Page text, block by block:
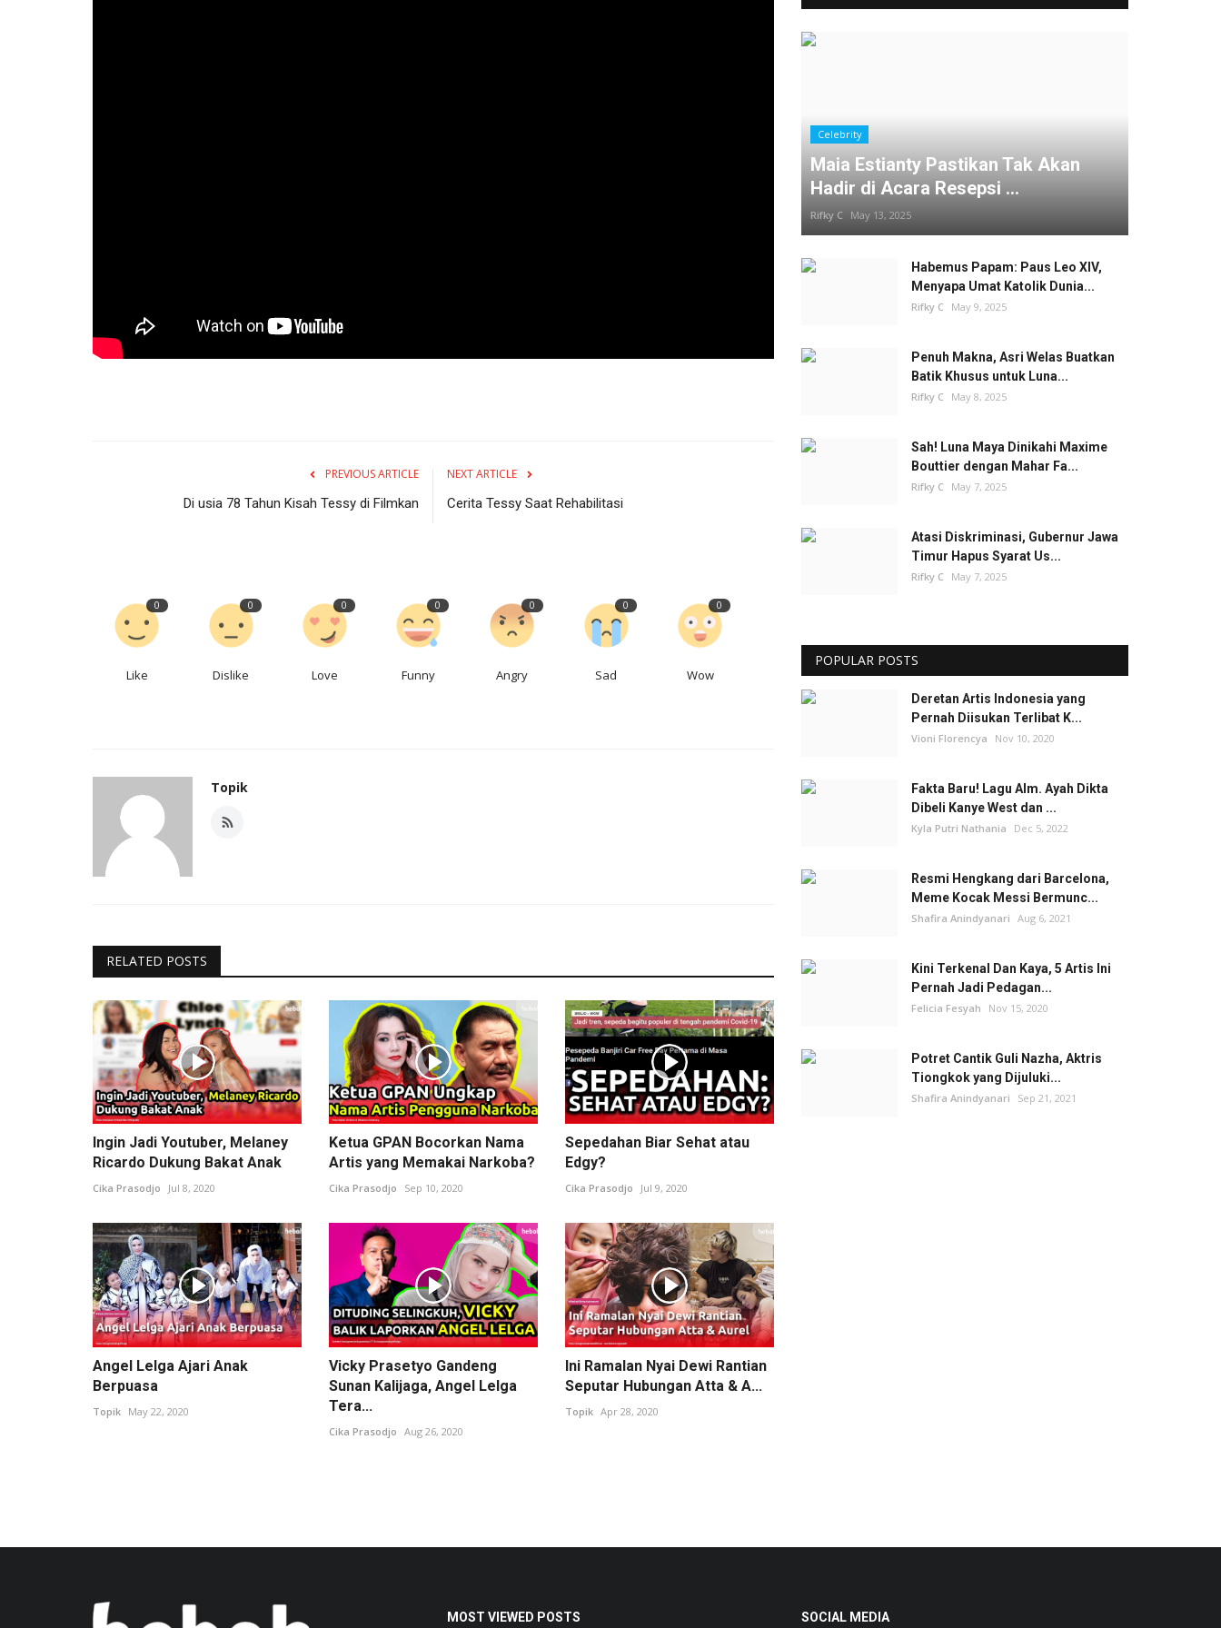
PREVIOUS ARTICLE
Di usia 78 Tahun Kisah Tessy di Filmkan
NEXT ARTICLE
Cerita Tessy Saat Rehabilitasi
0
Like
0
Dislike
0
Love
0
Funny
0
Angry
0
Sad
0
Wow
Topik
RELATED POSTS
Ingin Jadi Youtuber, Melaney
Ricardo Dukung Bakat Anak
Cika Prasodjo Jul 8, 2020
Ketua GPAN Bocorkan Nama
Artis yang Memakai Narkoba?
Cika Prasodjo Sep 10, 2020
Sepedahan Biar Sehat atau
Edgy?
Cika Prasodjo Jul 9, 2020
Angel Lelga Ajari Anak
Berpuasa
Topik May 22, 2020
Vicky Prasetyo Gandeng
Sunan Kalijaga, Angel Lelga
Tera...
Cika Prasodjo Aug 26, 2020
Ini Ramalan Nyai Dewi Rantian
Seputar Hubungan Atta & A...
Topik Apr 28, 2020
Celebrity
Maia Estianty Pastikan Tak Akan
Hadir di Acara Resepsi ...
Rifky C May 13, 2025
Habemus Papam: Paus Leo XIV,
Menyapa Umat Katolik Dunia...
Rifky C May 9, 2025
Penuh Makna, Asri Welas Buatkan
Batik Khusus untuk Luna...
Rifky C May 8, 2025
Sah! Luna Maya Dinikahi Maxime
Bouttier dengan Mahar Fa...
Rifky C May 7, 2025
Atasi Diskriminasi, Gubernur Jawa
Timur Hapus Syarat Us...
Rifky C May 7, 2025
POPULAR POSTS
Deretan Artis Indonesia yang
Pernah Diisukan Terlibat K...
Vioni Florencya Nov 10, 2020
Fakta Baru! Lagu Alm. Ayah Dikta
Dibeli Kanye West dan ...
Kyla Putri Nathania Dec 5, 2022
Resmi Hengkang dari Barcelona,
Meme Kocak Messi Bermunc...
Shafira Anindyanari Aug 6, 2021
Kini Terkenal Dan Kaya, 5 Artis Ini
Pernah Jadi Pedagan...
Felicia Fesyah Nov 15, 2020
Potret Cantik Guli Nazha, Aktris
Tiongkok yang Dijuluki...
Shafira Anindyanari Sep 21, 2021
MOST VIEWED POSTS SOCIAL MEDIA